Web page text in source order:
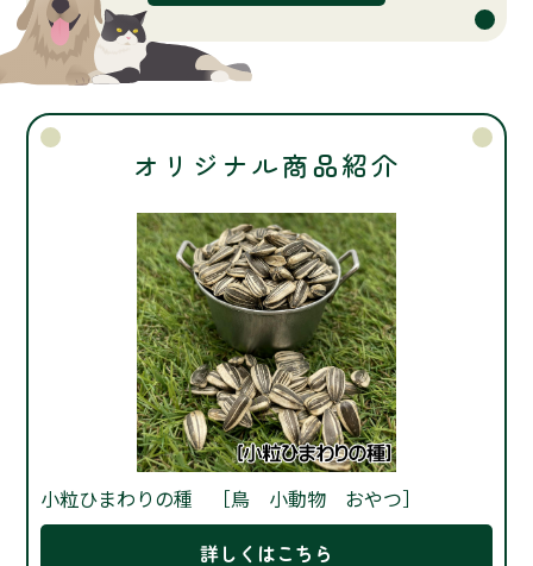
オリジナル商品紹介
小粒ひまわりの種 ［鳥 小動物 おやつ］
詳しくはこちら